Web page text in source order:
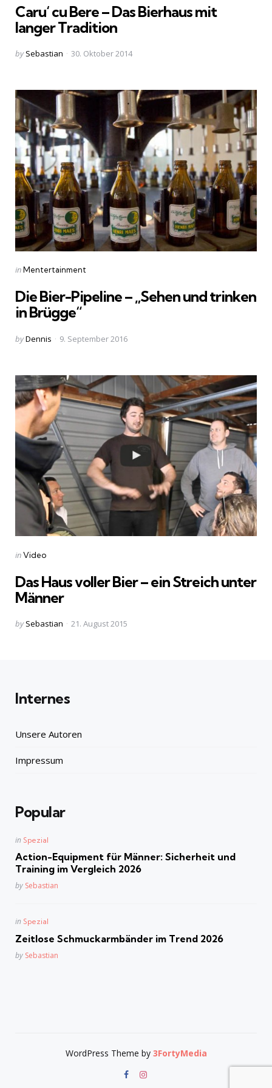
Caru‘ cu Bere – Das Bierhaus mit
langer Tradition
Posted
by Sebastian 30. Oktober 2014
Categories
Posted
inMentertainment
Die Bier-Pipeline – „Sehen und trinken
in Brügge“
Posted
byDennis 9. September 2016
Categories
Posted
inVideo
Das Haus voller Bier – ein Streich unter
Männer
Posted
by Sebastian 21. August 2015
Internes
Unsere Autoren
Impressum
Popular
Posted
in Spezial
Action-Equipment für Männer: Sicherheit und
Training im Vergleich 2026
Posted
by Sebastian
Posted
in Spezial
Zeitlose Schmuckarmbänder im Trend 2026
Posted
by Sebastian
WordPress Theme by 3FortyMedia